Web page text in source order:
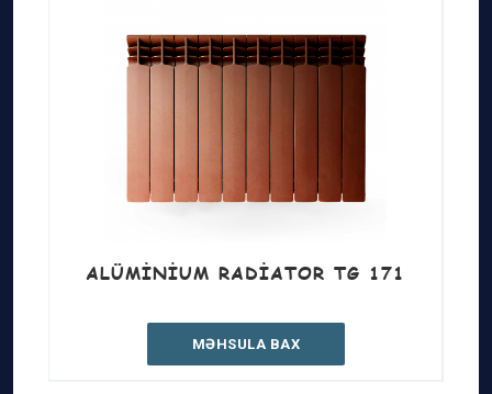
ALÜMINIUM RADIATOR TG 171
MƏHSULA BAX